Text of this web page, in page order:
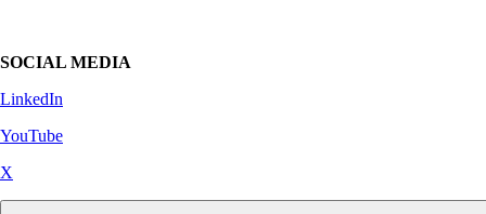
SOCIAL MEDIA
LinkedIn
YouTube
X